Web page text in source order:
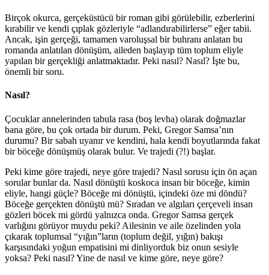
Birçok okurca, gerçeküstücü bir roman gibi görülebilir, ezberlerini
kırabilir ve kendi çıplak gözleriyle “adlandırabilirlerse” eğer tabii.
Ancak, işin gerçeği, tamamen varoluşsal bir buhranı anlatan bu
romanda anlatılan dönüşüm, aileden başlayıp tüm toplum eliyle
yapılan bir gerçekliği anlatmaktadır. Peki nasıl? Nasıl? İşte bu,
önemli bir soru.
Nasıl?
Çocuklar annelerinden tabula rasa (boş levha) olarak doğmazlar
bana göre, bu çok ortada bir durum. Peki, Gregor Samsa’nın
durumu? Bir sabah uyanır ve kendini, hala kendi boyutlarında fakat
bir böceğe dönüşmüş olarak bulur. Ve trajedi (?!) başlar.
Peki kime göre trajedi, neye göre trajedi? Nasıl sorusu için ön açan
sorular bunlar da. Nasıl dönüştü koskoca insan bir böceğe, kimin
eliyle, hangi güçle? Böceğe mi dönüştü, içindeki öze mi döndü?
Böceğe gerçekten dönüştü mü? Sıradan ve algıları çerçeveli insan
gözleri böcek mi gördü yalnızca onda. Gregor Samsa gerçek
varlığını görüyor muydu peki? Ailesinin ve aile özelinden yola
çıkarak toplumsal “yığın”ların (toplum değil, yığın) bakışı
karşısındaki yoğun empatisini mi dinliyorduk biz onun sesiyle
yoksa? Peki nasıl? Yine de nasıl ve kime göre, neye göre?